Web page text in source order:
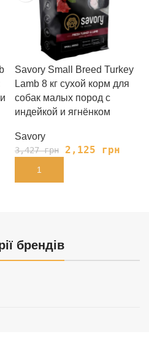
Savory Small Breed Turkey
Lamb 8 кг сухой корм для
собак малых пород с
индейкой и ягнёнком
Savory
3,427грн 2,125 грн
В КОРЗИНУ
брендів